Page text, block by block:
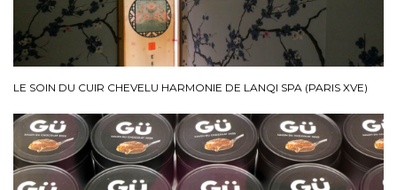
LE SOIN DU CUIR CHEVELU HARMONIE DE LANQI SPA (PARIS XVE)